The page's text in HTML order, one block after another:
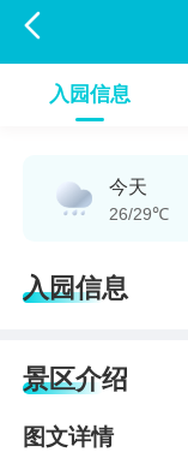

入园信息
今天
26/29℃
入园信息
景区介绍
图文详情